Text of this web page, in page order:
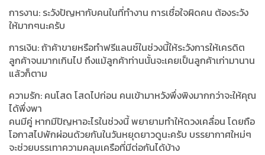
การงาน: ระวังปัญหากับคนในที่ทำงาน การเชื่อใจผิดคน ต้องระวัง
ให้มากๆนะครับ
การเงิน: ถ้าค้าขายหรือทำฟรีแลนซ์ในช่วงนี้ให้ระวังการให้เครดิต
ลูกค้าจนมากเกินไป ถึงแม้ลูกค้าท่านนั้นจะเคยเป็นลูกค้าเก่ามานาน
แล้วก็ตาม
ความรัก: คนโสด โสดไปก่อน คนเข้ามาหวังพึ่งพิงมากกว่าจะให้คุณ
ได้พึ่งพา
คนมีคู่ หากมีปัญหาอะไรในช่วงนี้ พยายามทำให้ดวงเคลื่อน โดยถือ
โอกาสไปพักผ่อนด้วยกันในวันหยุดยาวดูนะครับ บรรยากาศใหม่ๆ
จะช่วยบรรเทาความคลุมเครือที่มีต่อกันได้บ้าง